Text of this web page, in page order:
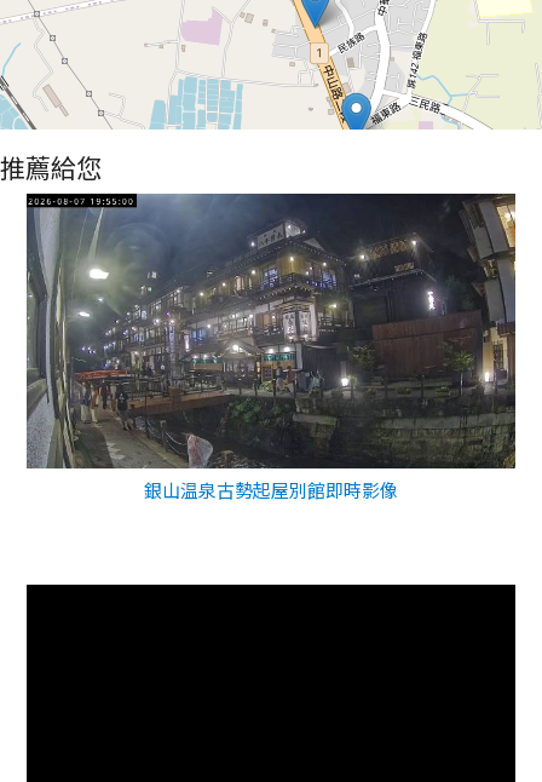
推薦給您
銀山温泉古勢起屋別館即時影像